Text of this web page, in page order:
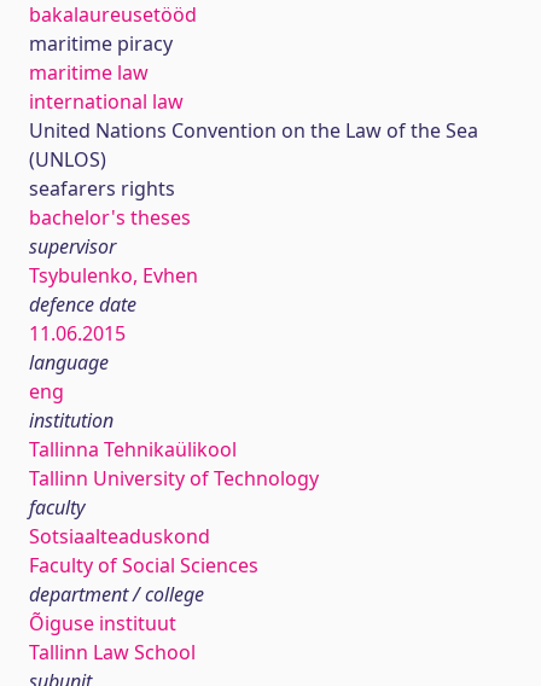
bakalaureusetööd
maritime piracy
maritime law
international law
United Nations Convention on the Law of the Sea
(UNLOS)
seafarers rights
bachelor's theses
supervisor
Tsybulenko, Evhen
defence date
11.06.2015
language
eng
institution
Tallinna Tehnikaülikool
Tallinn University of Technology
faculty
Sotsiaalteaduskond
Faculty of Social Sciences
department / college
Õiguse instituut
Tallinn Law School